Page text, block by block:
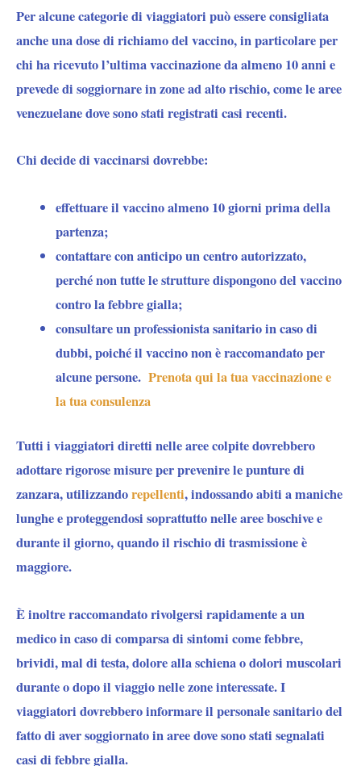
Per alcune categorie di viaggiatori può essere consigliata
anche una dose di richiamo del vaccino, in particolare per
chi ha ricevuto l’ultima vaccinazione da almeno 10 anni e
prevede di soggiornare in zone ad alto rischio, come le aree
venezuelane dove sono stati registrati casi recenti.
Chi decide di vaccinarsi dovrebbe:
effettuare il vaccino almeno 10 giorni prima della
partenza;
contattare con anticipo un centro autorizzato,
perché non tutte le strutture dispongono del vaccino
contro la febbre gialla;
consultare un professionista sanitario in caso di
dubbi, poiché il vaccino non è raccomandato per
alcune persone.Prenota qui la tua vaccinazione e
la tua consulenza
Tutti i viaggiatori diretti nelle aree colpite dovrebbero
adottare rigorose misure per prevenire le punture di
zanzara, utilizzandorepellenti, indossando abiti a maniche
lunghe e proteggendosi soprattutto nelle aree boschive e
durante il giorno, quando il rischio di trasmissione è
maggiore.
È inoltre raccomandato rivolgersi rapidamente a un
medico in caso di comparsa di sintomi come febbre,
brividi, mal di testa, dolore alla schiena o dolori muscolari
durante o dopo il viaggio nelle zone interessate. I
viaggiatori dovrebbero informare il personale sanitario del
fatto di aver soggiornato in aree dove sono stati segnalati
casi di febbre gialla.